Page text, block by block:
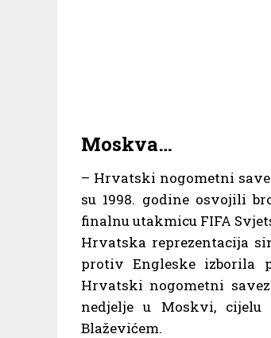
Moskva…
– Hrvatski nogometni
su 1998. godine osvojili
finalnu utakmicu FIFA
Hrvatska reprezentacija
protiv Engleske izborila
Hrvatski nogometni
nedjelje u Moskvi, cijelu
Blaževićem.